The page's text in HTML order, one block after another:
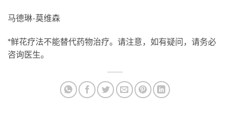
马德琳-莫维森
*鲜花疗法不能替代药物治疗。请注意，如有疑问，请务必
咨询医生。